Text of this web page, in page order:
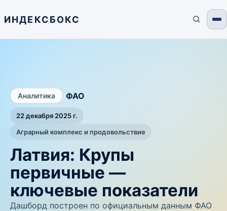
ИНДЕКСБОКС
Аналитика ФАО
22 декабря 2025 г.
Аграрный комплекс и продовольствие
Латвия: Крупы
первичные —
ключевые показатели
Дашборд построен по официальным данным ФАО